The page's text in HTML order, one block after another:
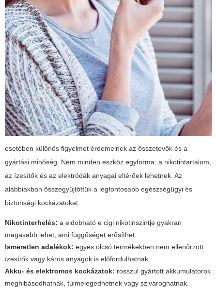
esetében különös figyelmet érdemelnek az összetevők és a
gyártási minőség. Nem minden eszköz egyforma: a nikotintartalom,
az ízesítők és az elektródák anyagai eltérőek lehetnek. Az
alábbiakban összegyűjtöttük a legfontosabb egészségügyi és
biztonsági kockázatokat:
Nikotinterhelés: a eldobható e cigi nikotinszintje gyakran
magasabb lehet, ami függőséget erősíthet.
Ismeretlen adalékok: egyes olcsó termékekben nem ellenőrzött
ízesítők vagy káros anyagok is előfordulhatnak.
Akku- és elektromos kockázatok: rosszul gyártott akkumulátorok
meghibásodhatnak, túlmelegedhetnek vagy szivároghatnak.